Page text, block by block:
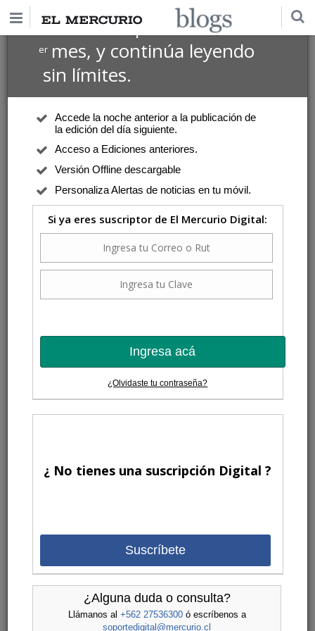
Suscríbete por $1 USD
ermes, y continúa leyendo
sin límites.
Accede la noche anterior a la publicación de
la edición del día siguiente.
Acceso a Ediciones anteriores.
Versión Offline descargable
Personaliza Alertas de noticias en tu móvil.
Si ya eres suscriptor de El Mercurio Digital:
Ingresa acá
¿Olvidaste tu contraseña?
¿ No tienes una suscripción Digital ?
Suscríbete
¿Alguna duda o consulta?
Llámanos al +562 27536300ó escríbenos a
soportedigital@mercurio.cl